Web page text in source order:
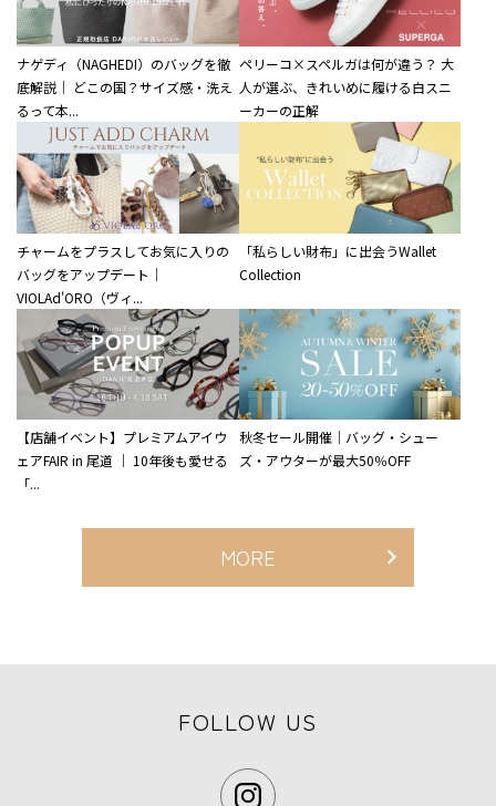
ナゲディ（NAGHEDI）のバッグを徹
底解説｜ どこの国？サイズ感・洗え
るって本...
ペリーコ×スペルガは何が違う？ 大
人が選ぶ、きれいめに履ける白スニ
ーカーの正解
チャームをプラスしてお気に入りの
バッグをアップデート｜
VIOLAd'ORO（ヴィ...
「私らしい財布」に出会うWallet
Collection
【店舗イベント】プレミアムアイウ
ェアFAIR in 尾道 ｜ 10年後も愛せる
「...
秋冬セール開催｜バッグ・シュー
ズ・アウターが最大50％OFF
MORE
FOLLOW US